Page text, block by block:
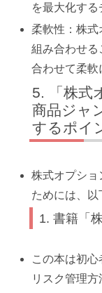
を最大化する
柔軟性：株式
組み合わせる
合わせて柔軟
「株
商品ジャ
するポイ
株式オプショ
ためには、以
1. 書籍「
この本は初
リスク管理方